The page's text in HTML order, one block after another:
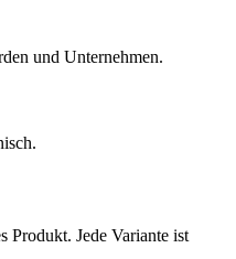
und Unternehmen.
Produkt. Jede Variante ist